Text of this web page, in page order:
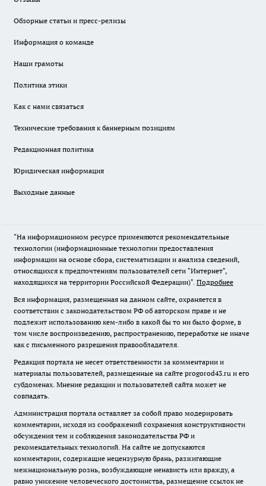
Обзорные статьи и пресс-релизы
Информация о команде
Наши грамоты
Политика этики
Как с нами связаться
Технические требования к баннерным позициям
Редакционная политика
Юридическая информация
Выходные данные
"На информационном ресурсе применяются рекомендательные
технологии (информационные технологии предоставления
информации на основе сбора, систематизации и анализа сведений,
относящихся к предпочтениям пользователей сети "Интернет",
находящихся на территории Российской Федерации)". Подробнее
Вся информация, размещенная на данном сайте, охраняется в
соответствии с законодательством РФ об авторском праве и не
подлежит использованию кем-либо в какой бы то ни было форме, в
том числе воспроизведению, распространению, переработке не иначе
как с письменного разрешения правообладателя.
Редакция портала не несет ответственности за комментарии и
материалы пользователей, размещенные на сайте progorod43.ru и его
субдоменах. Мнение редакции и пользователей сайта может не
совпадать.
Администрация портала оставляет за собой право модерировать
комментарии, исходя из соображений сохранения конструктивности
обсуждения тем и соблюдения законодательства РФ и
рекомендательных технологий. На сайте не допускаются
комментарии, содержащие нецензурную брань, разжигающие
межнациональную рознь, возбуждающие ненависть или вражду, а
равно унижение человеческого достоинства, размещение ссылок не